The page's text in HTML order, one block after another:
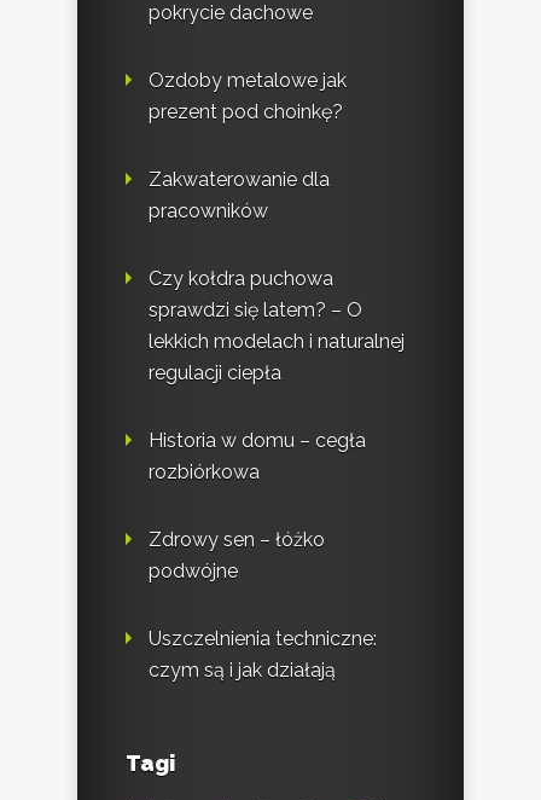
pokrycie dachowe
Ozdoby metalowe jak
prezent pod choinkę?
Zakwaterowanie dla
pracowników
Czy kołdra puchowa
sprawdzi się latem? – O
lekkich modelach i naturalnej
regulacji ciepła
Historia w domu – cegła
rozbiórkowa
Zdrowy sen – łóżko
podwójne
Uszczelnienia techniczne:
czym są i jak działają
Tagi